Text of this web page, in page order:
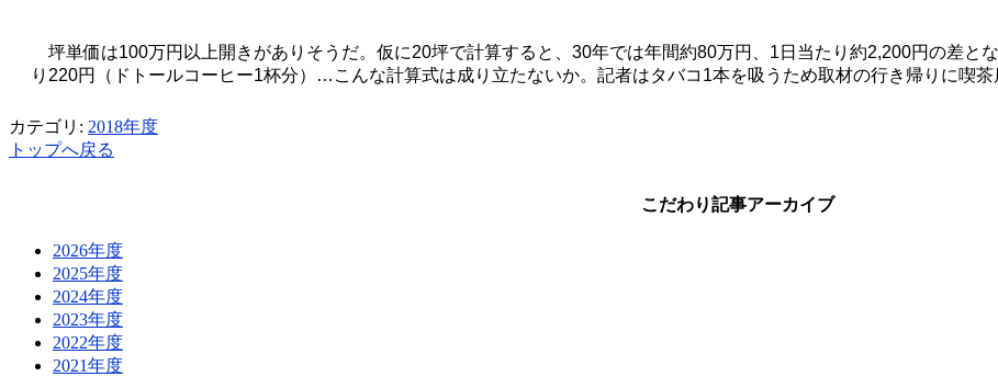
坪単価は100万円以上開きがありそうだ。仮に20坪で計算すると、 30年では年間約80万円、 1 日当たり約2,200円の差と
り 220円（ドトールコーヒー1杯分）…こんな計算式は成り立たないか。記者はタバコ1本を吸うため取材の行き帰りに喫茶
カテゴリ: 2018年度
トップへ戻る
こだわり記事アーカイブ
2026年度
2025年度
2024年度
2023年度
2022年度
2021年度